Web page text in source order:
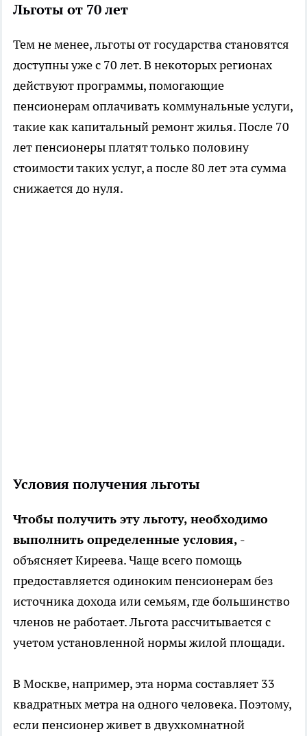
Льготы от 70 лет
Тем не менее, льготы от государства становятся
доступны уже с 70 лет. В некоторых регионах
действуют программы, помогающие
пенсионерам оплачивать коммунальные услуги,
такие как капитальный ремонт жилья. После 70
лет пенсионеры платят только половину
стоимости таких услуг, а после 80 лет эта сумма
снижается до нуля.
Условия получения льготы
Чтобы получить эту льготу, необходимо
выполнить определенные условия, -
объясняет Киреева. Чаще всего помощь
предоставляется одиноким пенсионерам без
источника дохода или семьям, где большинство
членов не работает. Льгота рассчитывается с
учетом установленной нормы жилой площади.
В Москве, например, эта норма составляет 33
квадратных метра на одного человека. Поэтому,
если пенсионер живет в двухкомнатной